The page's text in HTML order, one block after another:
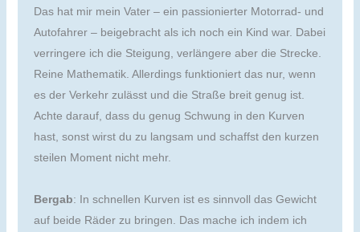
Das hat mir mein Vater – ein passionierter Motorrad- und
Autofahrer – beigebracht als ich noch ein Kind war. Dabei
verringere ich die Steigung, verlängere aber die Strecke.
Reine Mathematik. Allerdings funktioniert das nur, wenn
es der Verkehr zulässt und die Straße breit genug ist.
Achte darauf, dass du genug Schwung in den Kurven
hast, sonst wirst du zu langsam und schaffst den kurzen
steilen Moment nicht mehr.
Bergab: In schnellen Kurven ist es sinnvoll das Gewicht
auf beide Räder zu bringen. Das mache ich indem ich